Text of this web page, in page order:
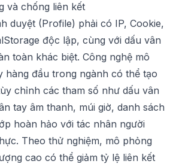
và chống liên kết
duyệt (Profile) phải có IP, Cookie,
độc lập, cùng với dấu vân
toàn khác biệt. Công nghệ mô
hàng đầu trong ngành có thể tạo
chỉnh các tham số như dấu vân
tay âm thanh, múi giờ, danh sách
hoàn hảo với tác nhân người
Theo thử nghiệm, mô phỏng
cao có thể giảm tỷ lệ liên kết